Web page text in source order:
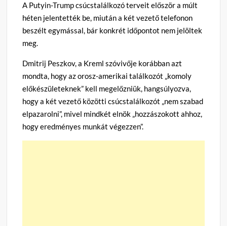
A Putyin-Trump csúcstalálkozó terveit először a múlt
héten jelentették be, miután a két vezető telefonon
beszélt egymással, bár konkrét időpontot nem jelöltek
meg.
Dmitrij Peszkov, a Kreml szóvivője korábban azt
mondta, hogy az orosz-amerikai találkozót „komoly
előkészületeknek” kell megelőzniük, hangsúlyozva,
hogy a két vezető közötti csúcstalálkozót „nem szabad
elpazarolni”, mivel mindkét elnök „hozzászokott ahhoz,
hogy eredményes munkát végezzen”.